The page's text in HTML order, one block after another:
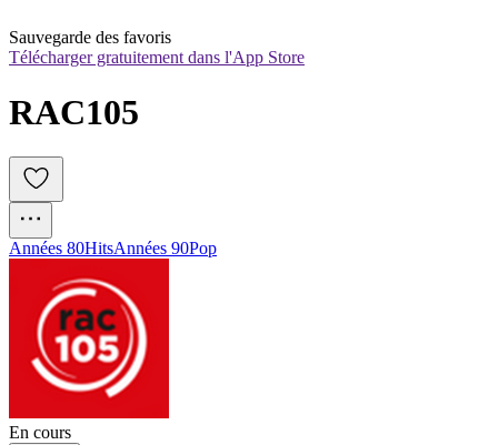
Sauvegarde des favoris
Télécharger gratuitement dans l'App Store
RAC105
Années 80HitsAnnées 90Pop
En cours